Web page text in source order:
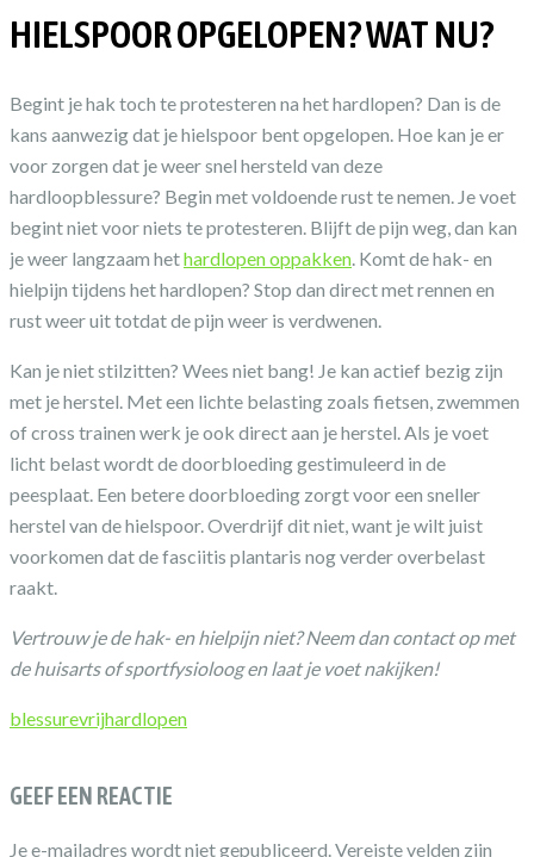
HIELSPOOR OPGELOPEN? WAT NU?
Begint je hak toch te protesteren na het hardlopen? Dan is de
kans aanwezig dat je hielspoor bent opgelopen. Hoe kan je er
voor zorgen dat je weer snel hersteld van deze
hardloopblessure? Begin met voldoende rust te nemen. Je voet
begint niet voor niets te protesteren. Blijft de pijn weg, dan kan
je weer langzaam hethardlopen oppakken. Komt de hak- en
hielpijn tijdens het hardlopen? Stop dan direct met rennen en
rust weer uit totdat de pijn weer is verdwenen.
Kan je niet stilzitten? Wees niet bang! Je kan actief bezig zijn
met je herstel. Met een lichte belasting zoals fietsen, zwemmen
of cross trainen werk je ook direct aan je herstel. Als je voet
licht belast wordt de doorbloeding gestimuleerd in de
peesplaat. Een betere doorbloeding zorgt voor een sneller
herstel van de hielspoor. Overdrijf dit niet, want je wilt juist
voorkomen dat de fasciitis plantaris nog verder overbelast
raakt.
Vertrouw je de hak- en hielpijn niet? Neem dan contact op met
de huisarts of sportfysioloog en laat je voet nakijken!
blessurevrijhardlopen
GEEF EEN REACTIE
Je e-mailadres wordt niet gepubliceerd.Vereiste velden zijn